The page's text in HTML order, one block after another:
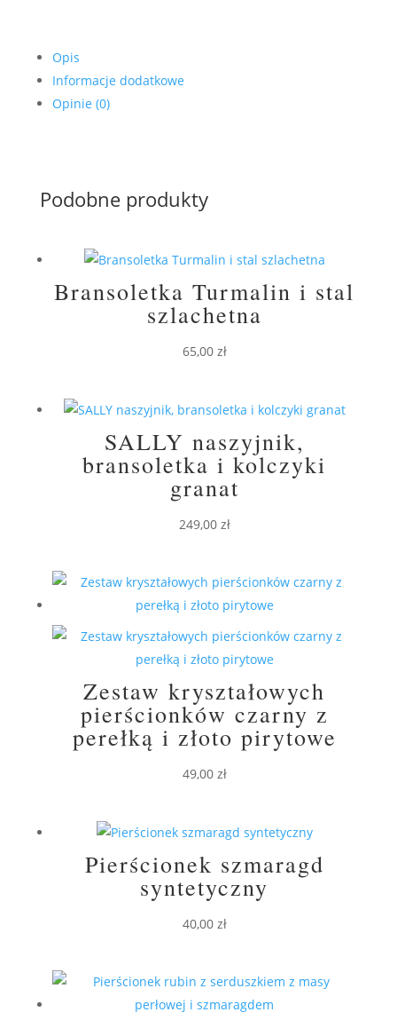
złotym
Opis
Informacje dodatkowe
Opinie (0)
Podobne produkty
Bransoletka Turmalin i stal
szlachetna
65,00 zł
SALLY naszyjnik,
bransoletka i kolczyki
granat
249,00 zł
Zestaw kryształowych
pierścionków czarny z
perełką i złoto pirytowe
49,00 zł
Pierścionek szmaragd
syntetyczny
40,00 zł